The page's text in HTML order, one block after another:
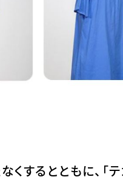
くするとともに、「テ